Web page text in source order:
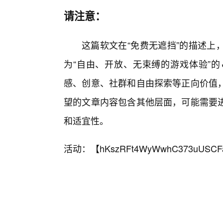
请注意：
这篇软文在“免费无遮挡”的描述
为“自由、开放、无束缚的游戏体验”
感、创意、社群和自由探索等正向价
望的文章内容包含其他层面，可能需
和适宜性。
活动：【